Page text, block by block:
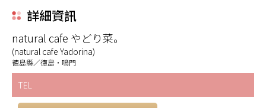
詳細資訊
natural cafe やどり菜。
(natural cafe Yadorina)
徳島縣／徳島・鳴門
TEL